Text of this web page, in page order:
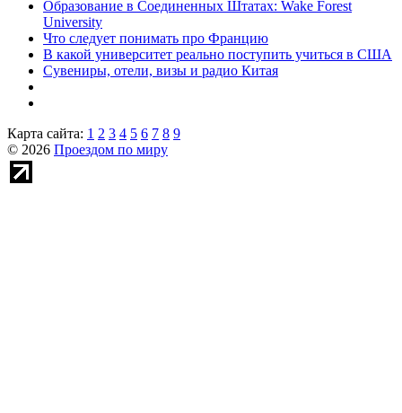
Образование в Соединенных Штатах: Wake Forest
University
Что следует понимать про Францию
В какой университет реально поступить учиться в США
Сувениры, отели, визы и радио Китая
Карта сайта: 1 2 3 4 5 6 7 8 9
© 2026 Проездом по миру